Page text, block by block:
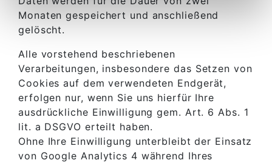
Monaten gespeichert und anschließend
gelöscht.
Alle vorstehend beschriebenen
Verarbeitungen, insbesondere das Setzen von
Cookies auf dem verwendeten Endgerät,
erfolgen nur, wenn Sie uns hierfür Ihre
ausdrückliche Einwilligung gem. Art. 6 Abs. 1
lit. a DSGVO erteilt haben.
Ohne Ihre Einwilligung unterbleibt der Einsatz
von Google Analytics 4 während Ihres